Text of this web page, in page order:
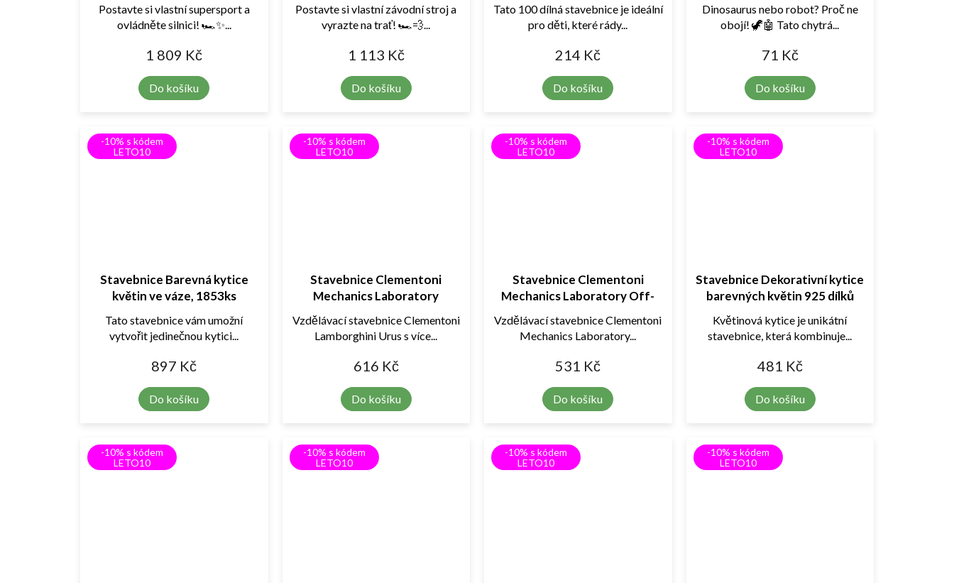
1 809 Kč
Do košíku
Postavte si vlastní supersport a
ovládněte silnici! 🏎️✨...
1 113 Kč
Do košíku
Postavte si vlastní závodní stroj a
vyrazte na trať! 🏎️💨...
214 Kč
Do košíku
Tato 100 dílná stavebnice je ideální
pro děti, které rády...
71 Kč
Do košíku
Dinosaurus nebo robot? Proč ne
obojí! 🦖🤖 Tato chytrá...
-10% s kódem
LETO10
Stavebnice Barevná kytice
květin ve váze, 1853ks
897 Kč
Do košíku
Tato stavebnice vám umožní
vytvořit jedinečnou kytici...
-10% s kódem
LETO10
Stavebnice Clementoni
Mechanics Laboratory
Lamborghini Urus 50246 – SUV
model
616 Kč
Do košíku
Vzdělávací stavebnice Clementoni
Lamborghini Urus s více...
-10% s kódem
LETO10
Stavebnice Clementoni
Mechanics Laboratory Off-
531 Kč
Do košíku
Vzdělávací stavebnice Clementoni
Mechanics Laboratory...
-10% s kódem
LETO10
Stavebnice Dekorativní kytice
barevných květin 925 dílků
481 Kč
Do košíku
Květinová kytice je unikátní
stavebnice, která kombinuje...
-10% s kódem
LETO10
-10% s kódem
LETO10
-10% s kódem
LETO10
-10% s kódem
LETO10